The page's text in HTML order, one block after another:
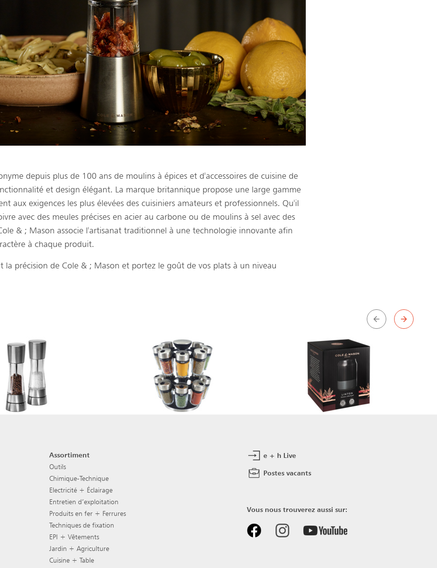
depuis plus de 100 ans de moulins à épices et d'accessoires de cuisine de
et design élégant. La marque britannique propose une large gamme
aux exigences les plus élevées des cuisiniers amateurs et professionnels. Qu'il
avec des meules précises en acier au carbone ou de moulins à sel avec des
& ; Mason associe l'artisanat traditionnel à une technologie innovante afin
à chaque produit.
la précision de Cole & ; Mason et portez le goût de vos plats à un niveau
Navigation de pied de page
Assortiment
Outils
Chimique-Technique
Electricité + Éclairage
Entretien d’exploitation
Produits en fer + Ferrures
Techniques de fixation
EPI + Vêtements
Jardin + Agriculture
Cuisine + Table
e + h Live
Postes vacants
Vous nous trouverez aussi sur: